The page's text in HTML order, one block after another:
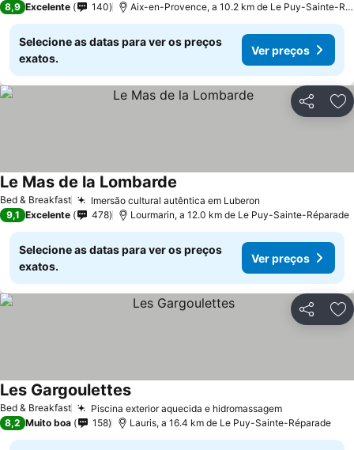
8,9 Excelente 140 Aix-en-Provence, a 10.2 km de Le Puy-Sainte-Réparade
Selecione as datas para ver os preços
exatos.
Ver preços
Partilhar
Bed & Breakfast Imersão cultural autêntica em Luberon
Le Mas de la Lombarde
9,1 Excelente 478 Lourmarin, a 12.0 km de Le Puy-Sainte-Réparade
Selecione as datas para ver os preços
exatos.
Ver preços
Partilhar
Bed & Breakfast Piscina exterior aquecida e hidromassagem
Les Gargoulettes
8,2 Muito boa 158 Lauris, a 16.4 km de Le Puy-Sainte-Réparade